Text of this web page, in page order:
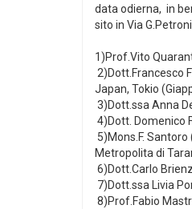
data odierna, in
sito in Via
1)Prof.Vito
2)Dott.Francesco
Japan, Tokio
3)Dott.ssa Anna
4)Dott. Domenico
5)Mons.F.
Metropolita di
6)Dott.Carlo
7)Dott.ssa Livia
8)Prof.Fabio